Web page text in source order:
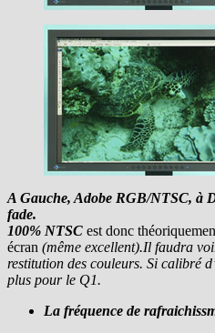
A Gauche, Adobe RGB/NTSC, à
fade.
100% NTSC est donc
écran (même excellent).Il faudra
restitution des couleurs. Si calibré
plus pour le Q1.
La fréquence de